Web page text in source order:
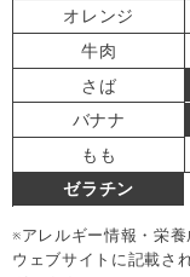
オレンジ
牛肉
さば
バナナ
もも
ゼラチン
※アレルギー情報・栄
ウェブサイトに記載さ